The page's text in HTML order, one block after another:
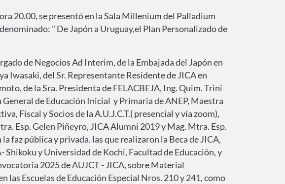
20.00, se presentó en la Sala Millenium del Palladium
" De Japón a Uruguay,el Plan Personalizado de
de Negocios Ad Interim, de la Embajada del Japón en
Iwasaki, del Sr. Representante Residente de JICA en
de la Sra. Presidenta de FELACBEJA, Ing. Quim. Trini
de Educación Inicial y Primaria de ANEP, Maestra
Fiscal y Socios de la A.U.J.C.T.( presencial y vía zoom),
Esp. Gelen Piñeyro, JICA Alumni 2019 y Mag. Mtra. Esp.
faz pública y privada. las que realizaron la Beca de JICA,
y Universidad de Kochi, Facultad de Educación, y
2025 de AUJCT - JICA, sobre Material
Escuelas de Educación Especial Nros. 210 y 241, como